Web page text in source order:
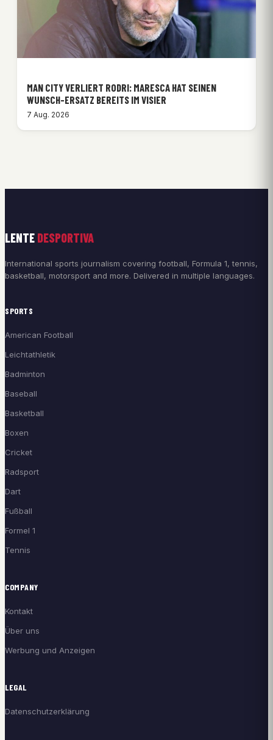
MAN CITY VERLIERT RODRI: MARESCA HAT SEINEN
WUNSCH-ERSATZ BEREITS IM VISIER
7 Aug. 2026
LENTE DESPORTIVA
International sports journalism covering football, Formula 1, tennis,
basketball, motorsport and more. Delivered in multiple languages.
SPORTS
American Football
Leichtathletik
Badminton
Baseball
Basketball
Boxen
Cricket
Radsport
Dart
Fußball
Formel 1
Tennis
COMPANY
Kontakt
Über uns
Werbung und Anzeigen
LEGAL
Datenschutzerklärung